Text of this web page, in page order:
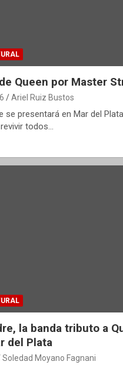
Queen por Master
Ariel Ruiz Bustos
se presentará en Mar del
todos…
la banda tributo a
del Plata
Soledad Moyano Fagnani